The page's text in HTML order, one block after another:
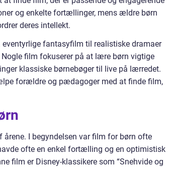
og enkelte fortællinger, mens ældre børn
deres intellekt.
fantasyfilm til realistiske dramaer
film fokuserer på at lære børn vigtige
klassiske børnebøger til live på lærredet.
forældre og pædagoger med at finde film,
I begyndelsen var film for børn ofte
ofte en enkel fortælling og en optimistisk
film er Disney-klassikere som “Snehvide og